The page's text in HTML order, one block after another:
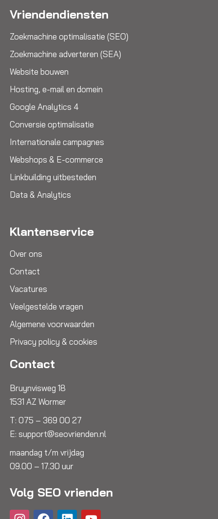
Vriendendiensten
Zoekmachine optimalisatie (SEO)
Zoekmachine adverteren (SEA)
Website bouwen
Hosting, e-mail en domein
Google Analytics 4
Conversie optimalisatie
Internationale campagnes
Webshops & E-commerce
Linkbuilding uitbesteden
Data & Analytics
Klantenservice
Over ons
Contact
Vacatures
Veelgestelde vragen
Algemene voorwaarden
Privacy policy & cookies
Contact
Bruynvisweg 18
1531 AZ Wormer
T: 075 – 369 00 27
E: support@seovrienden.nl
maandag t/m vrijdag
09.00 – 17.30 uur
Volg SEO vrienden
I F L Y